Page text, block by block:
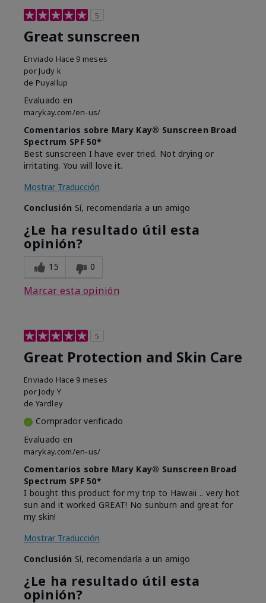
5
Great sunscreen
Enviado Hace 9 meses
por Judy k
de Puyallup
Evaluado en
marykay.com/en-us/
Comentarios sobre Mary Kay® Sunscreen Broad
Spectrum SPF 50*
Best sunscreen I have ever tried. Not drying or
irritating. You will love it.
Mostrar Traducción
Conclusión Sí, recomendaría a un amigo
¿Le ha resultado útil esta
opinión?
15 0
Marcar esta opinión
5
Great Protection and Skin Care
Enviado Hace 9 meses
por Jody Y
de Yardley
Comprador verificado
Evaluado en
marykay.com/en-us/
Comentarios sobre Mary Kay® Sunscreen Broad
Spectrum SPF 50*
I bought this product for my trip to Hawaii .. very hot
sun and it worked GREAT! No sunburn and great for
my skin!
Mostrar Traducción
Conclusión Sí, recomendaría a un amigo
¿Le ha resultado útil esta
opinión?